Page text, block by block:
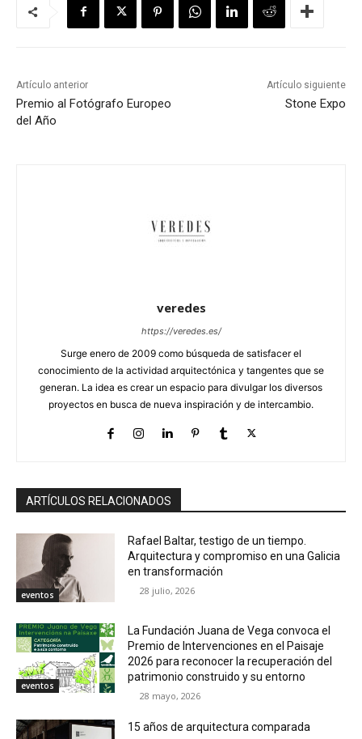
Artículo anterior
Premio al Fotógrafo Europeo
del Año
Artículo siguiente
Stone Expo
veredes
https://veredes.es/
Surge enero de 2009 como búsqueda de satisfacer el
conocimiento de la actividad arquitectónica y tangentes que se
generan. La idea es crear un espacio para divulgar los diversos
proyectos en busca de nueva inspiración y de intercambio.
ARTÍCULOS RELACIONADOS
eventos
Rafael Baltar, testigo de un tiempo.
Arquitectura y compromiso en una Galicia
en transformación
28 julio, 2026
eventos
La Fundación Juana de Vega convoca el
Premio de Intervenciones en el Paisaje
2026 para reconocer la recuperación del
patrimonio construido y su entorno
28 mayo, 2026
15 años de arquitectura comparada